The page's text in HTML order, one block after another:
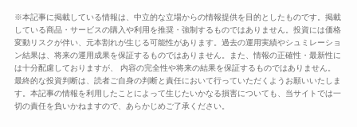
※本記事に掲載している情報は、中立的な立場からの情報提供を目的としたものです。掲載
している商品・サービスの購入や利用を推奨・強制するものではありません。投資には価格
変動リスクが伴い、元本割れが生じる可能性があります。過去の運用実績やシュミレーショ
ン結果は、将来の運用成果を保証するものではありません。また、情報の正確性・最新性に
は十分配慮しておりますが、 内容の完全性や将来の結果を保証するものではありません。
最終的な投資判断は、読者ご自身の判断と責任において行っていただくようお願いいたしま
す。本記事の情報を利用したことによって生じたいかなる損害についても、当サイトでは一
切の責任を負いかねますので、あらかじめご了承ください。